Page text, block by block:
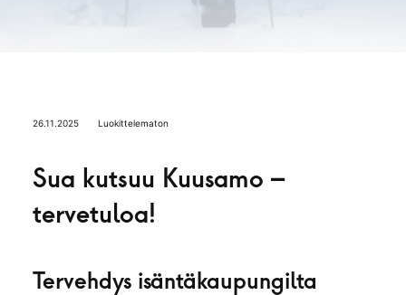
26.11.2025 Luokittelematon
Sua kutsuu Kuusamo –
tervetuloa!
Tervehdys isäntäkaupungilta